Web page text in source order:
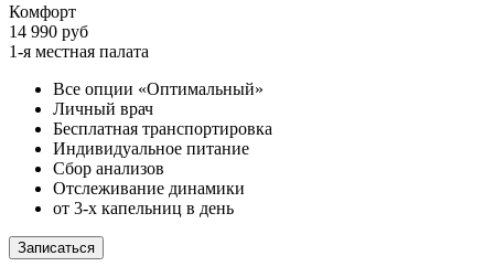
Комфорт
14 990 руб
1-я местная палата
Все опции «Оптимальный»
Личный врач
Бесплатная транспортировка
Индивидуальное питание
Сбор анализов
Отслеживание динамики
от 3-х капельниц в день
Записаться